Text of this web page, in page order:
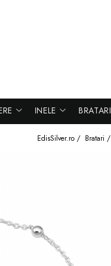
INELE BRATARI
EdisSilver.ro / Bratari /